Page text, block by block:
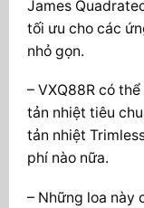
James
tối ưu cho các
nhỏ gọn.
– VXQ88R có
tản nhiệt tiêu
tản nhiệt
phí nào nữa.
– Những loa này